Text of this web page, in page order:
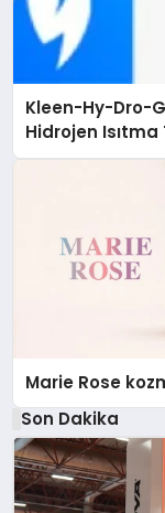
Kleen-Hy-Dro-
Hidrojen Isıtma
Düzenleyici
Marie Rose
Son Dakika